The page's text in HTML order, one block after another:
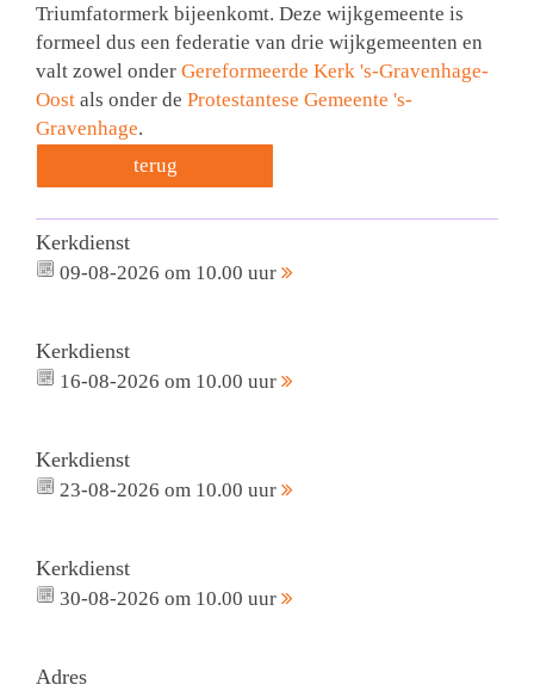
Triumfatormerk bijeenkomt. Deze wijkgemeente is
formeel dus een federatie van drie wijkgemeenten en
valt zowel onder Gereformeerde Kerk 's-Gravenhage-
Oost als onder de Protestantese Gemeente 's-
Gravenhage.
terug
Kerkdienst
09-08-2026 om 10.00 uur
Kerkdienst
16-08-2026 om 10.00 uur
Kerkdienst
23-08-2026 om 10.00 uur
Kerkdienst
30-08-2026 om 10.00 uur
Adres